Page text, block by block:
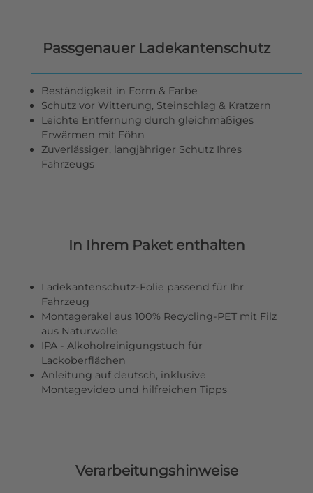
Passgenauer Ladekantenschutz
Beständigkeit in Form & Farbe
Schutz vor Witterung, Steinschlag & Kratzern
Leichte Entfernung durch gleichmäßiges
Erwärmen mit Föhn
Zuverlässiger, langjähriger Schutz Ihres
Fahrzeugs
In Ihrem Paket enthalten
Ladekantenschutz-Folie passend für Ihr
Fahrzeug
Montagerakel aus 100% Recycling-PET mit Filz
aus Naturwolle
IPA - Alkoholreinigungstuch für
Lackoberflächen
Anleitung auf deutsch, inklusive
Montagevideo und hilfreichen Tipps
Verarbeitungshinweise